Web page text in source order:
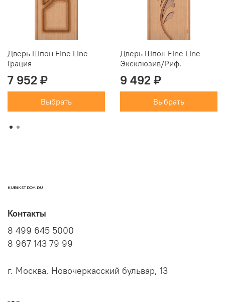
Дверь Шпон Fine Line
Грация
7 952 ₽
Выбрать
Дверь Шпон Fine Line
Эксклюзив/Риф.
9 492 ₽
Выбрать
KUBIKSTROY.RU
Контакты
8 499 645 5000
8 967 143 79 99
г. Москва, Новочеркасский бульвар, 13